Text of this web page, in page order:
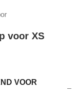
voor XS
VOOR
–